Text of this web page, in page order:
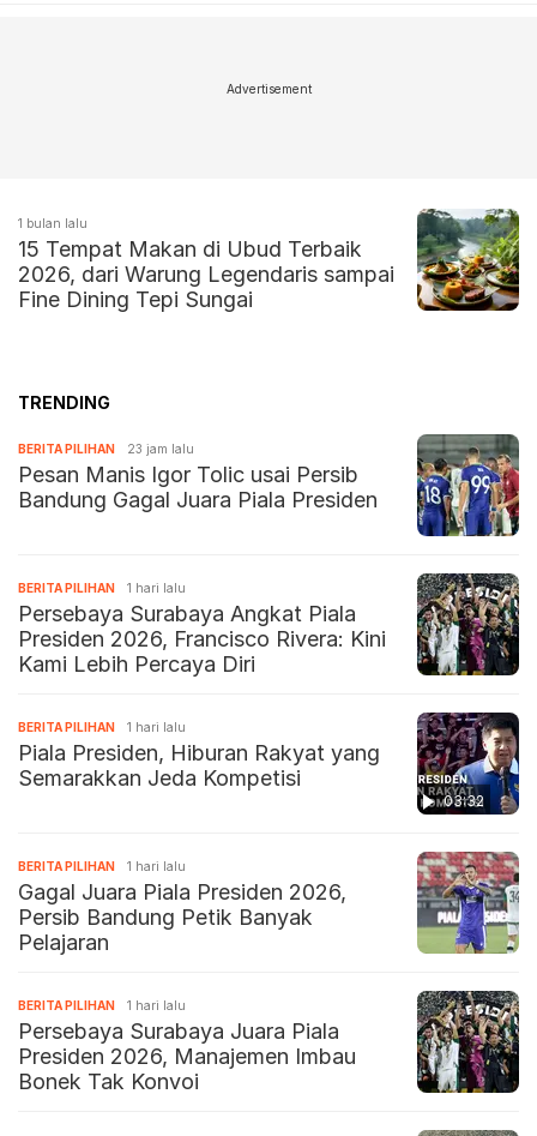
Advertisement
1 bulan lalu
15 Tempat Makan di Ubud Terbaik
2026, dari Warung Legendaris sampai
Fine Dining Tepi Sungai
TRENDING
BERITA PILIHAN 23 jam lalu
Pesan Manis Igor Tolic usai Persib
Bandung Gagal Juara Piala Presiden
BERITA PILIHAN 1 hari lalu
Persebaya Surabaya Angkat Piala
Presiden 2026, Francisco Rivera: Kini
Kami Lebih Percaya Diri
03:32
BERITA PILIHAN 1 hari lalu
Piala Presiden, Hiburan Rakyat yang
Semarakkan Jeda Kompetisi
BERITA PILIHAN 1 hari lalu
Gagal Juara Piala Presiden 2026,
Persib Bandung Petik Banyak
Pelajaran
BERITA PILIHAN 1 hari lalu
Persebaya Surabaya Juara Piala
Presiden 2026, Manajemen Imbau
Bonek Tak Konvoi